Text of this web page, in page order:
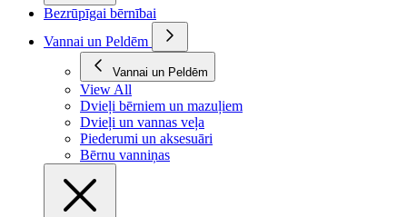
Bezrūpīgai bērnībai
Vannai un Peldēm
Vannai un Peldēm
View All
Dvieļi bērniem un mazuļiem
Dvieļi un vannas veļa
Piederumi un aksesuāri
Bērnu vanniņas